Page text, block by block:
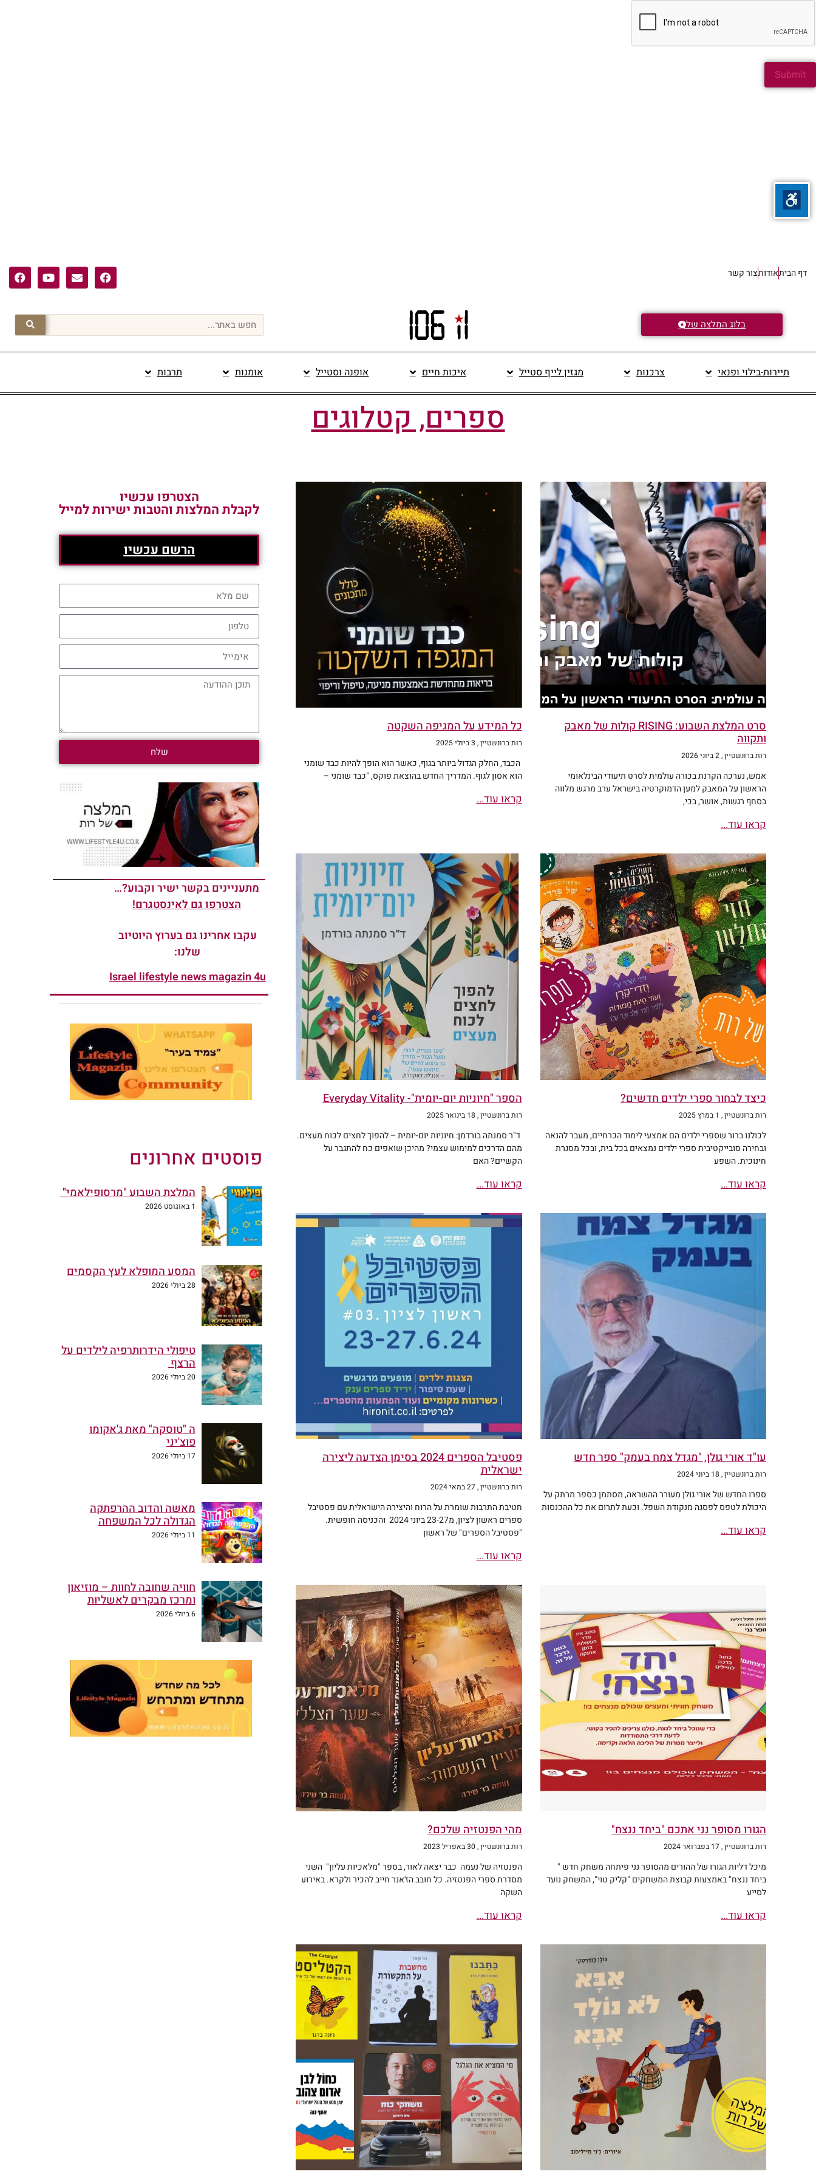
דף הביתאודותצור קשר
בלוג המלצה של
תיירות-בילוי ופנאי צרכנות מגזין לייף סטייל איכות חיים אופנה וסטייל אומנות תרבות
ספרים, קטלוגים
סרט המלצת השבוע: RISING קולות של מאבק
ותקווה
רות ברונשטיין 2 ביוני 2026
אמש, נערכה הקרנת בכורה עולמית לסרט תיעודי הבינלאומי
הראשון על המאבק למען הדמוקרטיה בישראל ערב מרגש מלווה
בסחף רגשות, אושר, בכי,
קראו עוד...
כל המידע על המגיפה השקטה
רות ברונשטיין 3 ביולי 2025
הכבד, החלק הגדול ביותר בגוף, כאשר הוא הופך להיות כבד שומני
הוא אסון לגוף. המדריך החדש בהוצאת פוקס, "כבד שומני –
קראו עוד...
כיצד לבחור ספרי ילדים חדשים?
רות ברונשטיין 1 במרץ 2025
לכולנו ברור שספרי ילדים הם אמצעי לימוד הכרחיים, מעבר להנאה
ובחירה סובייקטיבית ספרי ילדים נמצאים בכל בית, ובכל מסגרת
חינוכית. השפע
קראו עוד...
הספר "חיוניות יום-יומית"- Everyday Vitality
רות ברונשטיין 18 בינואר 2025
ד"ר סמנתה בורדמן: חיוניות יום-יומית – להפוך לחצים לכוח מעצים.
מהם הדרכים למימוש עצמי? מהיכן שואפים כח להתגבר על
הקשיים? האם
קראו עוד...
עו"ד אורי גולן, "מגדל צמח בעמק" ספר חדש
רות ברונשטיין 18 ביוני 2024
ספרו החדש של אורי גולן מעורר ההשראה, מסתמן כספר מרתק על
היכולת לטפס לפסגה מנקודת השפל. וכעת לתרום את כל ההכנסות
קראו עוד...
פסטיבל הספרים 2024 בסימן הצדעה ליצירה
ישראלית
רות ברונשטיין 27 במאי 2024
חטיבת התרבות שומרת על הרוח והיצירה הישראלית עם פסטיבל
ספרים ראשון לציון, מ23-27 ביוני 2024 והכניסה חופשית.
"פסטיבל הספרים" של ראשון
קראו עוד...
הגורו מסופר נני אתכם "ביחד ננצח"
רות ברונשטיין 17 בפברואר 2024
מיכל דליות הגורו של ההורים מהסופר נני פיתחה משחק חדש "
ביחד ננצח" באמצעות קבוצת המשחקים "קליק טוי", המשחק נועד
לסייע
קראו עוד...
מהי הפנטזיה שלכם?
רות ברונשטיין 30 באפריל 2023
הפנטזיה של נעמה כבר יצאה לאור, בספר "מלאכיות עליון" השני
מסדרת ספרי הפנטזיה. כל חובב הז'אנר חייב להכיר ולקרא. באירוע
השקה
קראו עוד...
הצטרפו עכשיו
לקבלת המלצות והטבות ישירות למייל
הרשם עכשיו
שלח
מתעניינים בקשר ישיר וקבוע?…
הצטרפו גם לאינסטגרם!
עקבו אחרינו גם בערוץ היוטיוב
שלנו:
Israel lifestyle news magazin 4u
פוסטים אחרונים
המלצת השבוע "מרסופילאמי"
1 באוגוסט 2026
המסע המופלא לעץ הקסמים
28 ביולי 2026
טיפולי הידרותרפיה לילדים על
הרצף
20 ביולי 2026
ה "טוסקה" מאת ג'אקומו
פוצ'יני
17 ביולי 2026
מאשה והדוב ההרפתקה
הגדולה לכל המשפחה
11 ביולי 2026
חוויה שחובה לחוות – מוזיאון
ומרכז מבקרים לאשליות
6 ביולי 2026